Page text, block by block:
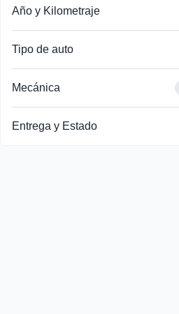
Año y Kilometraje
Tipo de auto
Mecánica
Entrega y Estado